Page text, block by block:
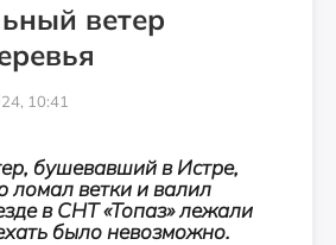
ветер
10:41
бушевавший в Истре,
ломал ветки и валил
в СНТ «Топаз» лежали
было невозможно.